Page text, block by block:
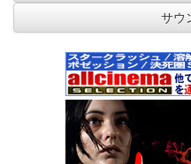
サウ